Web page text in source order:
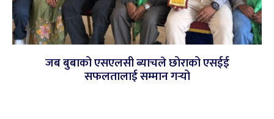
जब बुबाको एसएलसी ब्याचले छोराको एसईई
सफलतालाई सम्मान गर्‍यो